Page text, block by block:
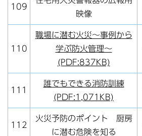
109
映像
110
職場に潜む火災～事例から
学ぶ防火管理～
(PDF:837KB)
111
誰でもできる消防訓練
(PDF:1,071KB)
112
火災予防のポイント 厨房
に潜む危険を知る